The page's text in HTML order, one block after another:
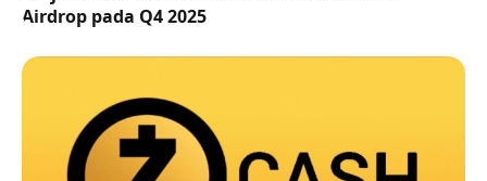
Airdrop pada Q4 2025